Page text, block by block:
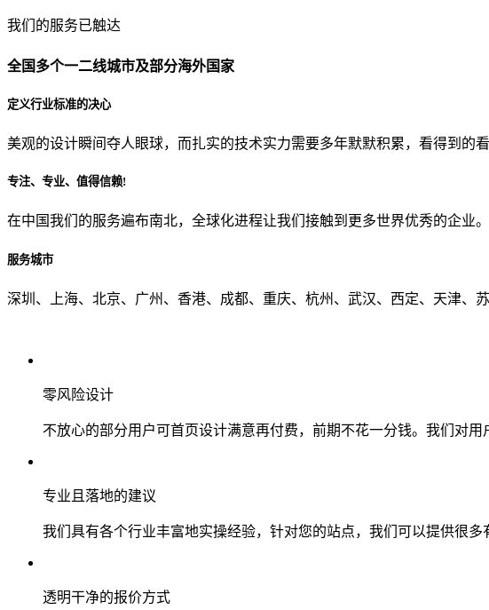
贵公司预算范围是？
贵公司的团队规模是？
从哪里了解到我们？
我们的服务已触达
全国多个一二线城市及部分海外国家
定义行业标准的决心
美观的设计瞬间夺人眼球，而扎实的技术实力需要多年默默积累，看得到的
专注、专业、值得信赖!
在中国我们的服务遍布南北，全球化进程让我们接触到更多世界优秀的企业。
服务城市
深圳、上海、北京、广州、香港、成都、重庆、杭州、武汉、西定、天津、
零风险设计
不放心的部分用户可首页设计满意再付费，前期不花一分钱。我们对用
专业且落地的建议
我们具有各个行业丰富地实操经验，针对您的站点，我们可以提供很
透明干净的报价方式